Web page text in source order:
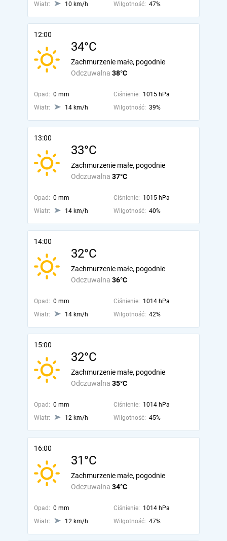
Wiatr:
10 km/h Wilgotność: 47%
12:00
34°C
Odczuwalna 38°C
Zachmurzenie małe, pogodnie
Opad: 0 mm Ciśnienie: 1015 hPa
Wiatr:
14 km/h Wilgotność: 39%
13:00
33°C
Odczuwalna 37°C
Zachmurzenie małe, pogodnie
Opad: 0 mm Ciśnienie: 1015 hPa
Wiatr:
14 km/h Wilgotność: 40%
14:00
32°C
Odczuwalna 36°C
Zachmurzenie małe, pogodnie
Opad: 0 mm Ciśnienie: 1014 hPa
Wiatr:
14 km/h Wilgotność: 42%
15:00
32°C
Odczuwalna 35°C
Zachmurzenie małe, pogodnie
Opad: 0 mm Ciśnienie: 1014 hPa
Wiatr:
12 km/h Wilgotność: 45%
16:00
31°C
Odczuwalna 34°C
Zachmurzenie małe, pogodnie
Opad: 0 mm Ciśnienie: 1014 hPa
Wiatr:
12 km/h Wilgotność: 47%